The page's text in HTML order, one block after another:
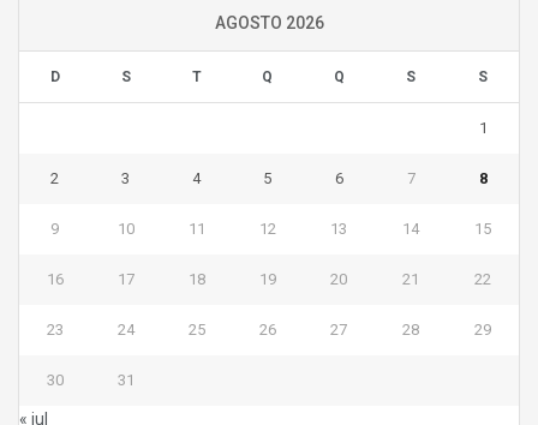
AGOSTO 2026
D S T Q Q S S
1
2 3 4 5 6 7 8
9 10 11 12 13 14 15
16 17 18 19 20 21 22
23 24 25 26 27 28 29
30 31
« jul